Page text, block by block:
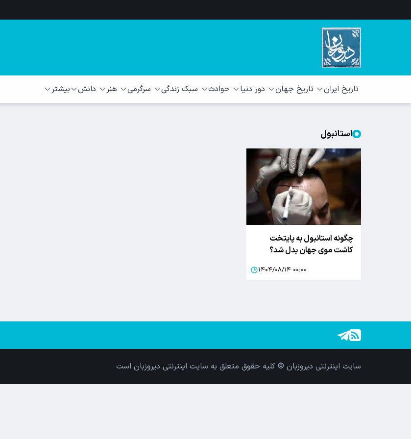
تاریخ ایران تاریخ جهان دور دنیا حوادث سبک زندگی سرگرمی هنر دانش بیشتر
استانبول
چگونه استانبول به پایتخت
کاشت موی جهان بدل شد؟
۱۴۰۴/۰۸/۱۴ ۰۰:۰۰
سایت اینترنتی دیروزبان © کلیه حقوق متعلق به سایت اینترنتی دیروزبان است